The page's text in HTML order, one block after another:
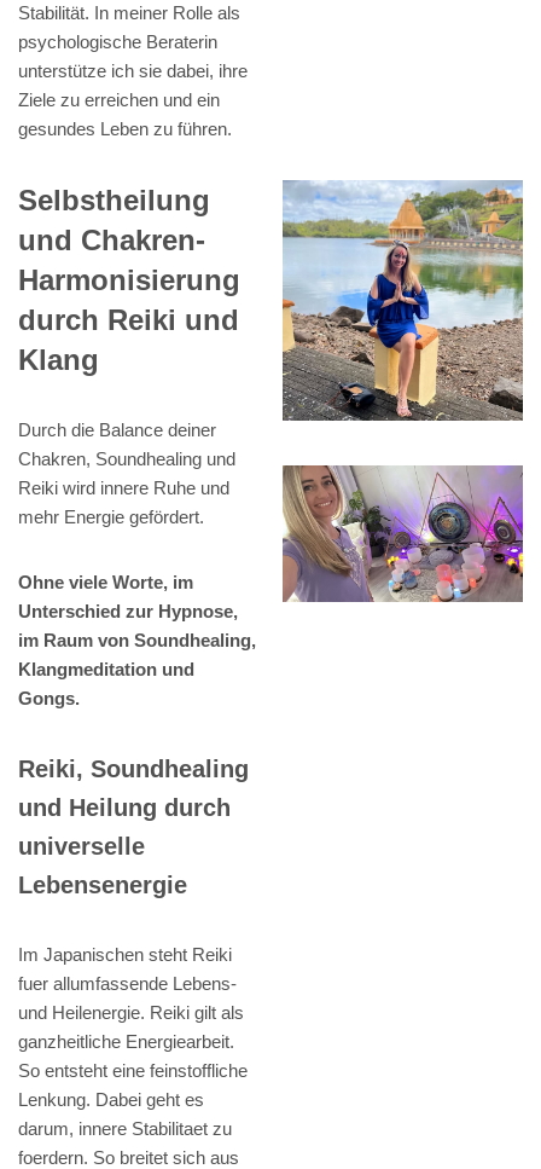
Stabilität. In meiner Rolle als
psychologische Beraterin
unterstütze ich sie dabei, ihre
Ziele zu erreichen und ein
gesundes Leben zu führen.
Selbstheilung
und Chakren-
Harmonisierung
durch Reiki und
Klang
Durch die Balance deiner
Chakren, Soundhealing und
Reiki wird innere Ruhe und
mehr Energie gefördert.
Ohne viele Worte, im
Unterschied zur Hypnose,
im Raum von Soundhealing,
Klangmeditation und
Gongs.
Reiki, Soundhealing
und Heilung durch
universelle
Lebensenergie
Im Japanischen steht Reiki
fuer allumfassende Lebens-
und Heilenergie. Reiki gilt als
ganzheitliche Energiearbeit.
So entsteht eine feinstoffliche
Lenkung. Dabei geht es
darum, innere Stabilitaet zu
foerdern. So breitet sich aus